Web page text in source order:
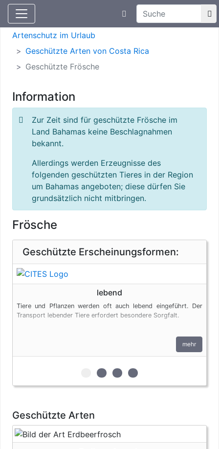
Aktuelle Meldungen
Suchtexteingabe
Artenschutz
Artenschutz im Urlaub
Geschützte Arten von Costa Rica
Geschützte Frösche
Information
Zur Zeit sind für geschützte Frösche im
Land Bahamas keine Beschlagnahmen
bekannt.
Allerdings werden Erzeugnisse des
folgenden geschützten Tieres in der Region
um Bahamas angeboten; diese dürfen Sie
grundsätzlich nicht mitbringen.
Frösche
Geschützte Erscheinungsformen:
lebend
Tiere und Pflanzen werden oft auch lebend eingeführt. Der
Transport lebender Tiere erfordert besondere Sorgfalt.
mehr
zur 1. geschützten
zur 2. geschützten
zur 3. geschützten
zur 4. geschützten
Geschützte Arten